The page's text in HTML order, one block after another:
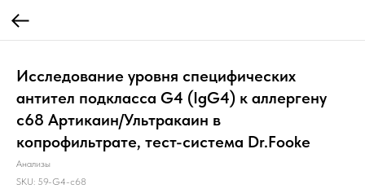
Исследование уровня специфических
антител подкласса G4 (IgG4) к аллергену
c68 Артикаин/Ультракаин в
копрофильтрате, тест-система Dr.Fooke
Анализы
SKU: 59-G4-c68